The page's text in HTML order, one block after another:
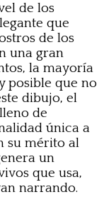
de los
que
de los
una gran
la mayoría
posible que no
dibujo, el
de
única a
su mérito al
un
que usa,
narrando.